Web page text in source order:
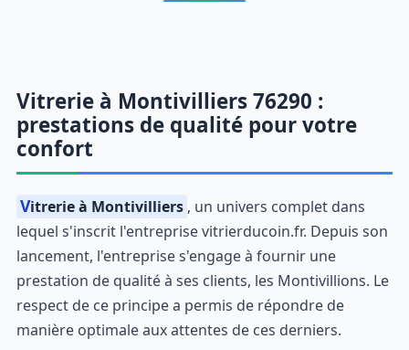
Vitrerie à Montivilliers 76290 :
prestations de qualité pour votre
confort
Vitrerie à Montivilliers , un univers complet dans
lequel s'inscrit l'entreprise vitrierducoin.fr. Depuis son
lancement, l'entreprise s'engage à fournir une
prestation de qualité à ses clients, les Montivillions. Le
respect de ce principe a permis de répondre de
manière optimale aux attentes de ces derniers.